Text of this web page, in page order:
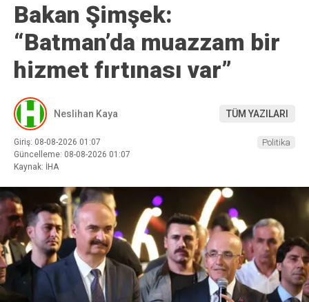
Bakan Şimşek:
“Batman’da muazzam bir
hizmet fırtınası var”
Neslihan Kaya TÜM YAZILARI
Giriş: 08-08-2026 01:07
Güncelleme: 08-08-2026 01:07
Kaynak: İHA
Politika